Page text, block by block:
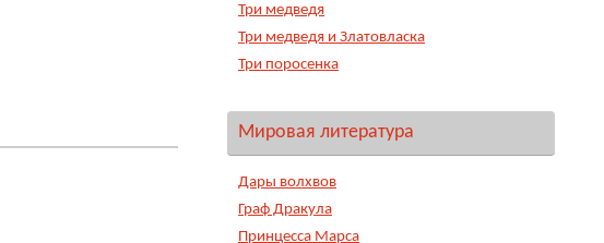
Три медведя
Три медведя и Златовласка
Три поросенка
Мировая литература
Дары волхвов
Граф Дракула
Принцесса Марса